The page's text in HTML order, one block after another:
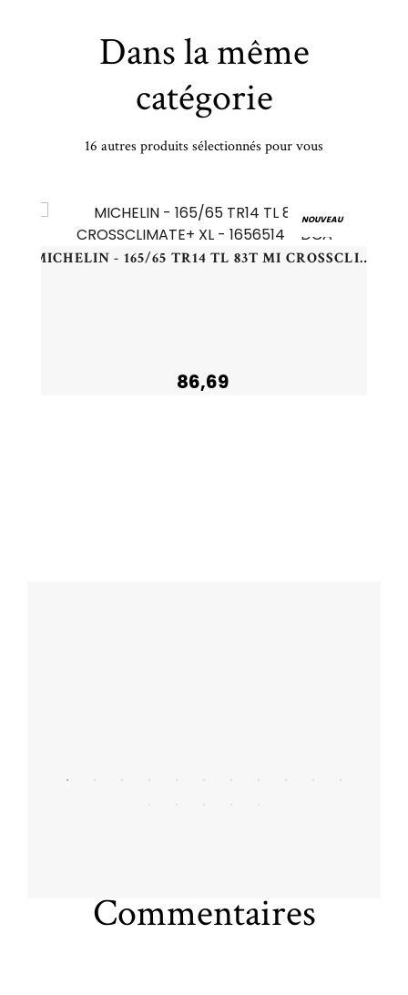
Dans la même
catégorie
16 autres produits sélectionnés pour vous
NOUVEAU
MICHELIN - 165/65 TR14 TL 83T MI CROSSCLIMATE+ XL - 1656514 - DCA
86,69
Commentaires